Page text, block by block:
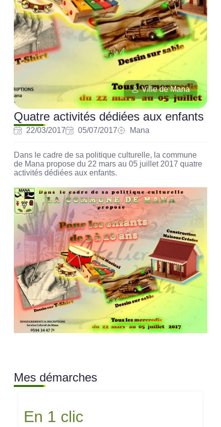
Ville de Mana
Quatre activités dédiées aux enfants
22/03/2017 05/07/2017 Mana
Dans le cadre de sa politique culturelle, la commune
de Mana propose du 22 mars au 05 juillet 2017 quatre
activités dédiées aux enfants.
Mes démarches
En 1 clic